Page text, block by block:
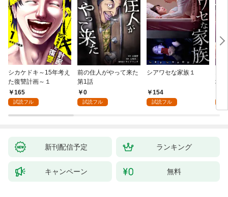
シカケドキ～15年考え
た復讐計画～１
165
試読フル
前の住人がやって来た
第1話
0
試読フル
シアワセな家族１
154
試読フル
地
新刊配信予定 ランキング
キャンペーン 無料